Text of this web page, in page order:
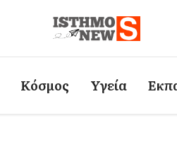
Κόσμος Υγεία